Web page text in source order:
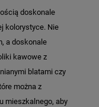
doskonale
kolorystyce. Nie
a doskonale
kawowe z
blatami czy
można z
mieszkalnego, aby